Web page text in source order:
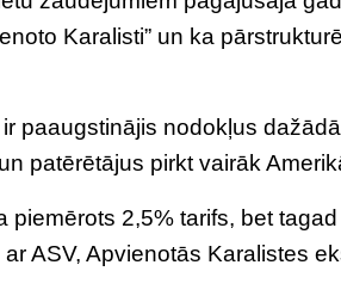
Karalisti” un ka
paaugstinājis nodokļus
patērētājus pirkt vairāk
2,5% tarifs, bet
ASV, Apvienotās Karalistes